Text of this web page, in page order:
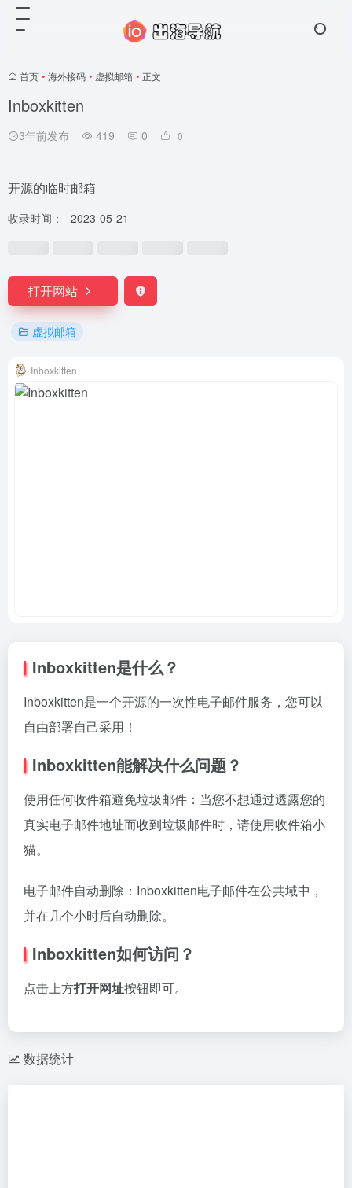
首页 • 海外接码 • 虚拟邮箱 • 正文
Inboxkitten
3年前发布 419 0 0
开源的临时邮箱
收录时间： 2023-05-21
打开网站
虚拟邮箱
Inboxkitten
Inboxkitten是什么？
Inboxkitten是一个开源的一次性电子邮件服务，您可以
自由部署自己采用！
Inboxkitten能解决什么问题？
使用任何收件箱避免垃圾邮件：当您不想通过透露您的
真实电子邮件地址而收到垃圾邮件时，请使用收件箱小
猫。
电子邮件自动删除：Inboxkitten电子邮件在公共域中，
并在几个小时后自动删除。
Inboxkitten如何访问？
点击上方打开网址按钮即可。
数据统计